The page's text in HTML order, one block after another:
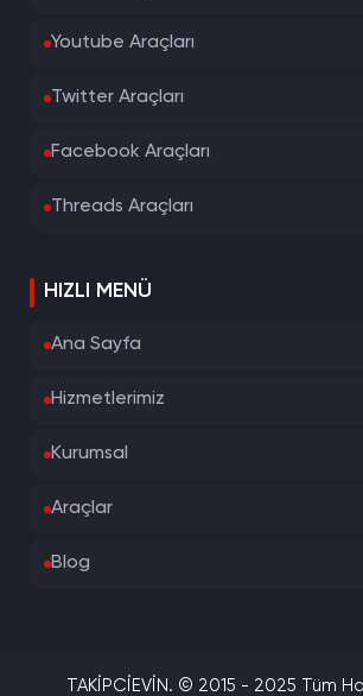
Youtube Araçları
Twitter Araçları
Facebook Araçları
Threads Araçları
HIZLI MENÜ
Ana Sayfa
Hizmetlerimiz
Kurumsal
Araçlar
Blog
TAKİPCİEVİN. © 2015 - 2025 Tüm